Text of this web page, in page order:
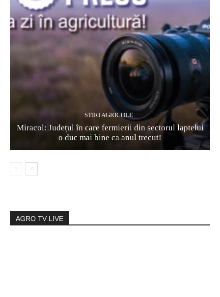
STIRI AGRICOLE
Miracol: Județul în care fermierii din sectorul laptelui
o duc mai bine ca anul trecut!
AGRO TV LIVE